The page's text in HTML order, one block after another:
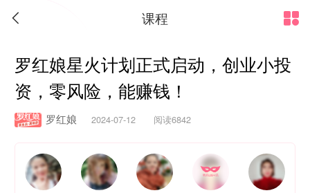
 课程
罗红娘星火计划正式启动，创业小投
资，零风险，能赚钱！
罗红娘 2024-07-12 阅读6842
